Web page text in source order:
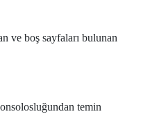
ve boş sayfaları bulunan
temin